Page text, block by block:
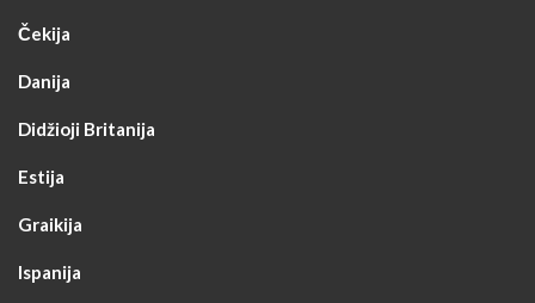
Čekija
Danija
Didžioji Britanija
Estija
Graikija
Ispanija